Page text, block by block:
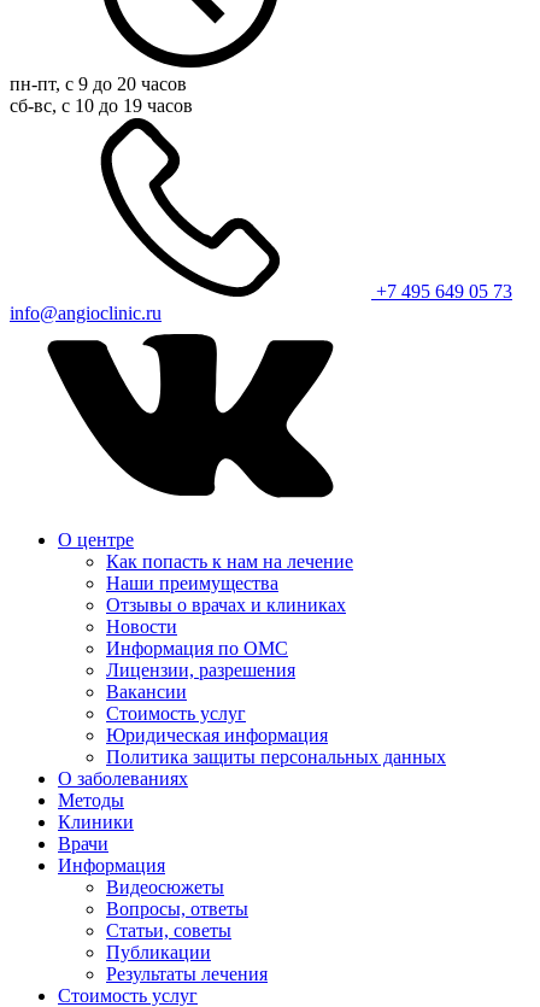
пн-пт, с 9 до 20 часов
сб-вс, с 10 до 19 часов
+7 495 649 05 73
info@angioclinic.ru
О центре
Как попасть к нам на лечение
Наши преимущества
Отзывы о врачах и клиниках
Новости
Информация по ОМС
Лицензии, разрешения
Вакансии
Стоимость услуг
Юридическая информация
Политика защиты персональных данных
О заболеваниях
Методы
Клиники
Врачи
Информация
Видеосюжеты
Вопросы, ответы
Статьи, советы
Публикации
Результаты лечения
Стоимость услуг